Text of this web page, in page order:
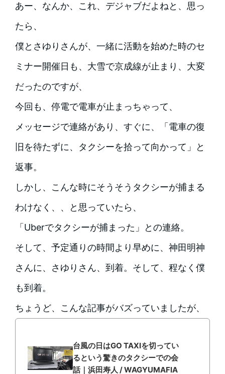
あー、なんか、これ、デジャブだよねと、思っ
たら、
僕とさゆりさんが、一緒に活動を始めた時のセ
ミナー開催日も、大雪で京成線が止まり、大変
だったのですが、
今回も、停電で電車が止まっちゃって、
メッセージで連絡があり、すぐに、「電車の復
旧を待たずに、タクシーを拾って向かって」と
返事。
しかし、こんな時にそうそうタクシーが捕まる
わけなく、、と思っていたら、
「Uberでタクシーが捕まった」との連絡。
そして、予定通りの時間より早めに、神田明神
さんに、さゆりさん、到着。そして、程なく僕
も到着。
ちょうど、こんな記事がバズっていましたが、
台風の日はGO TAXIを切ってい
るという驚きのタクシーでの会
話｜浜田寿人 / WAGYUMAFIA